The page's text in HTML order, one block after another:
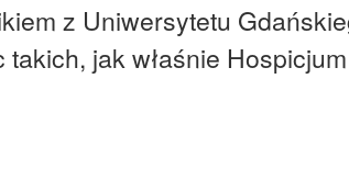
z Uniwersytetu
jak właśnie